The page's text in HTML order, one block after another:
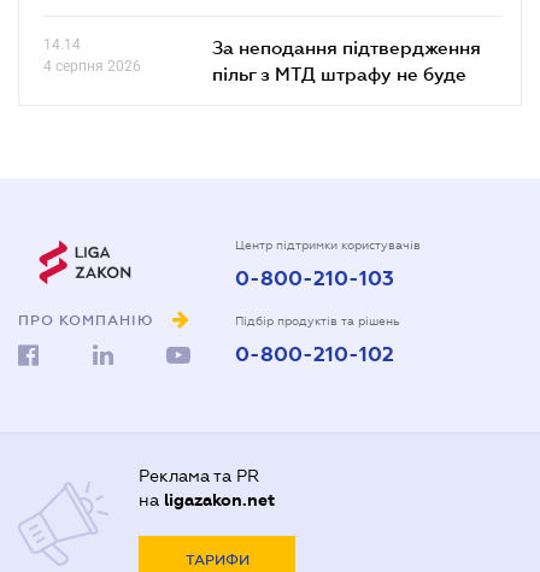
14.14
4 серпня 2026
За неподання підтвердження
пільг з МТД штрафу не буде
ПРО КОМПАНІЮ
Центр підтримки користувачів
0-800-210-103
Підбір продуктів та рішень
0-800-210-102
Реклама та PR
на ligazakon.net
ТАРИФИ